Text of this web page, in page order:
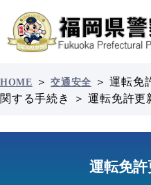
HOME ＞交通安全 ＞運転免
関する手続き
＞運転免許更
運転免許